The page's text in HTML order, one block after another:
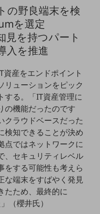
はこちら
の野良端末を検
を選定
見を持つパート
入を推進
産をエンドポイント
リューションをピック
する。「IT資産管理に
の機能だったのです
クラウドベースだった
検知できることが決め
点ではネットワークに
、セキュリティレベル
をする可能性も考えら
な端末をすばやく発見
たため、最終的に
（櫻井氏）